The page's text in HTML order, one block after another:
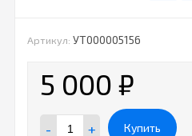
Артикул: УТ000005156
5 000 ₽
- + Купить